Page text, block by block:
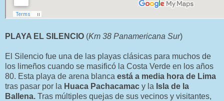
PLAYA EL SILENCIO (Km 38 Panamericana Sur)
El Silencio fue una de las playas clásicas para muchos de
los limeños cuando se masificó la Costa Verde en los años
80. Esta playa de arena blanca está a media hora de Lima
tras pasar por la Huaca Pachacamac y la Isla de la
Ballena. Tras múltiples quejas de sus vecinos y visitantes,